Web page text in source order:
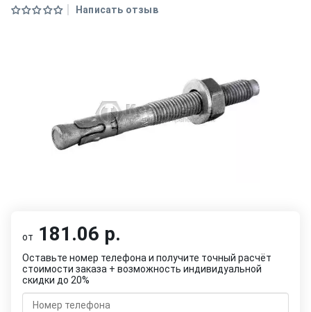
Написать отзыв
от 181.06 р.
Оставьте номер телефона и получите точный расчёт
стоимости заказа + возможность индивидуальной
скидки до 20%